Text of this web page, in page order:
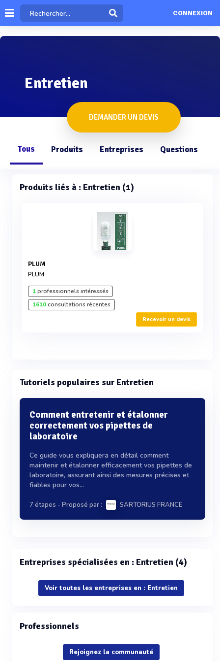
CONNEXION
Entretien
DEMANDER UN DEVIS
Tous Produits Entreprises Questions
Produits liés à : Entretien (1)
PLUM
PLUM
1professionnels intéressés
1610consultations récentes
Recevoir un devis
Tutoriels populaires sur Entretien
Comment entretenir et étalonner
correctement vos pipettes de
laboratoire
Ce guide vous expliquera en détail comment
maintenir et étalonner efficacement vos pipettes de
laboratoire, assurant ainsi des mesures précises et
fiables pour vos...
7 étapes - Proposé par : SARTORIUS FRANCE
Entreprises spécialisées en : Entretien (4)
Voir toutes les entreprises en : Entretien
Professionnels
Rejoignez la communauté